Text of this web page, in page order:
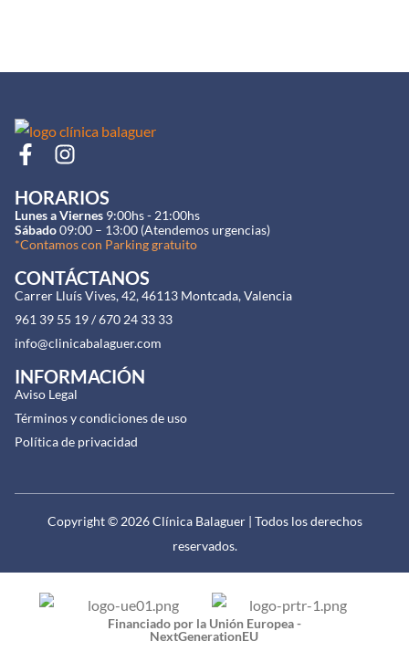
F
c
e
b
o
k
-
f
I
s
t
a
g
r
a
m
HORARIOS
Lunes a Viernes 9:00hs - 21:00hs
Sábado09:00 – 13:00 (Atendemos urgencias)
*Contamos con Parking gratuito
CONTÁCTANOS
Carrer Lluís Vives, 42, 46113 Montcada, Valencia
961 39 55 19 / 670 24 33 33
info@clinicabalaguer.com
INFORMACIÓN
Aviso Legal
Términos y condiciones de uso
Política de privacidad
Copyright © 2026 Clínica Balaguer | Todos los derechos
reservados.
Financiado por la Unión Europea -
NextGenerationEU